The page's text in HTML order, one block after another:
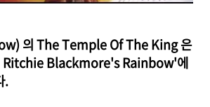
의 The Temple Of The King 은
Ritchie Blackmore's Rainbow'에
.